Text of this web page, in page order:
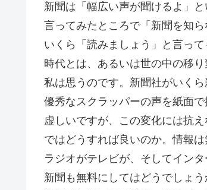
新聞は「幅広い声が聞けるよ」
言ってみたところで「新聞を知
いくら「読みましょう」と言って
時代とは、あるいは世の中の移
私は思うのです。新聞社がいく
優秀なスクラッパーの声を紙面で
虚しいですが、この変化には抗え
ではどうすれば良いのか。情報
ラジオがテレビが、そしてイン
新聞も無料にしてはどうでしょう